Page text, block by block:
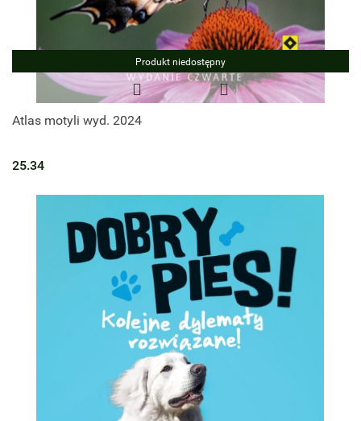
Produkt niedostępny
Atlas motyli wyd. 2024
25.34